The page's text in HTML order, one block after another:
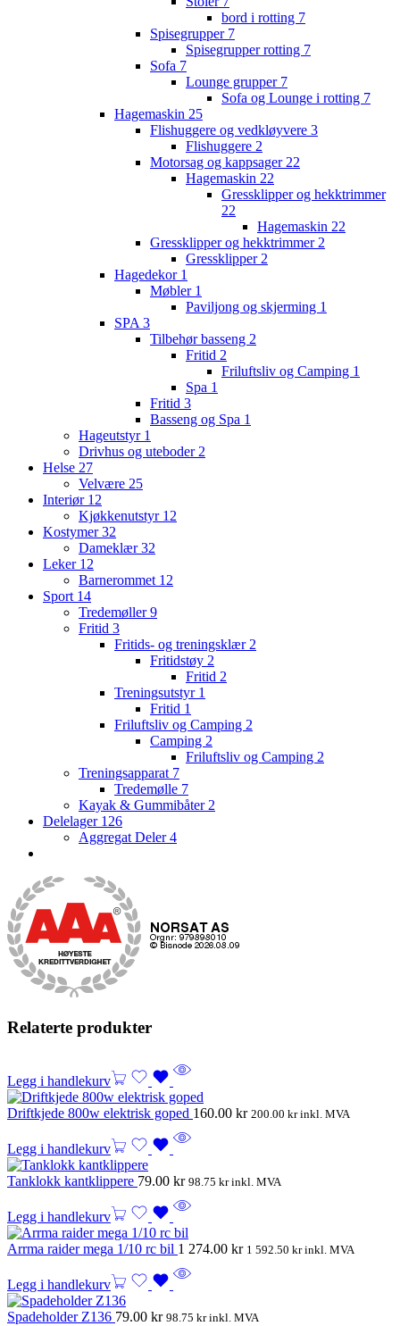
bord i rotting 7
Spisegrupper 7
Spisegrupper rotting 7
Sofa 7
Lounge grupper 7
Sofa og Lounge i rotting 7
Hagemaskin 25
Flishuggere og vedkløyvere 3
Flishuggere 2
Motorsag og kappsager 22
Hagemaskin 22
Gressklipper og hekktrimmer
22
Hagemaskin 22
Gressklipper og hekktrimmer 2
Gressklipper 2
Hagedekor 1
Møbler 1
Paviljong og skjerming 1
SPA 3
Tilbehør basseng 2
Fritid 2
Friluftsliv og Camping 1
Spa 1
Fritid 3
Basseng og Spa 1
Hageutstyr 1
Drivhus og uteboder 2
Helse 27
Velvære 25
Interiør 12
Kjøkkenutstyr 12
Kostymer32
Dameklær32
Leker 12
Barnerommet 12
Sport 14
Tredemøller9
Fritid 3
Fritids- og treningsklær 2
Fritidstøy 2
Fritid 2
Treningsutstyr 1
Fritid 1
Friluftsliv og Camping 2
Camping 2
Friluftsliv og Camping 2
Treningsapparat 7
Tredemølle 7
Kayak & Gummibåter 2
Delelager 126
Aggregat Deler4
Relaterte produkter
Legg i handlekurv
Driftkjede 800w elektrisk goped 160.00 kr 200.00 krinkl. MVA
Legg i handlekurv
Tanklokk kantklippere 79.00 kr 98.75 krinkl. MVA
Legg i handlekurv
Arrma raider mega 1/10 rc bil 1 274.00 kr 1 592.50 krinkl. MVA
Legg i handlekurv
Spadeholder Z136 79.00 kr 98.75 krinkl. MVA